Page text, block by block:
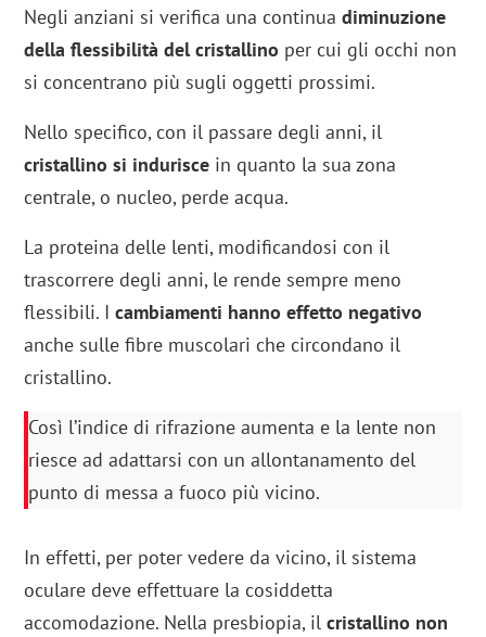
Negli anziani si verifica una continua diminuzione
della flessibilità del cristallino per cui gli occhi non
si concentrano più sugli oggetti prossimi.
Nello specifico, con il passare degli anni, il
cristallino si indurisce in quanto la sua zona
centrale, o nucleo, perde acqua.
La proteina delle lenti, modificandosi con il
trascorrere degli anni, le rende sempre meno
flessibili. Icambiamenti hanno effetto negativo
anche sulle fibre muscolari che circondano il
cristallino.
Così l’indice di rifrazione aumenta e la lente non
riesce ad adattarsi con un allontanamento del
punto di messa a fuoco più vicino.
In effetti, per poter vedere da vicino, il sistema
oculare deve effettuare la cosiddetta
accomodazione. Nella presbiopia, ilcristallino non